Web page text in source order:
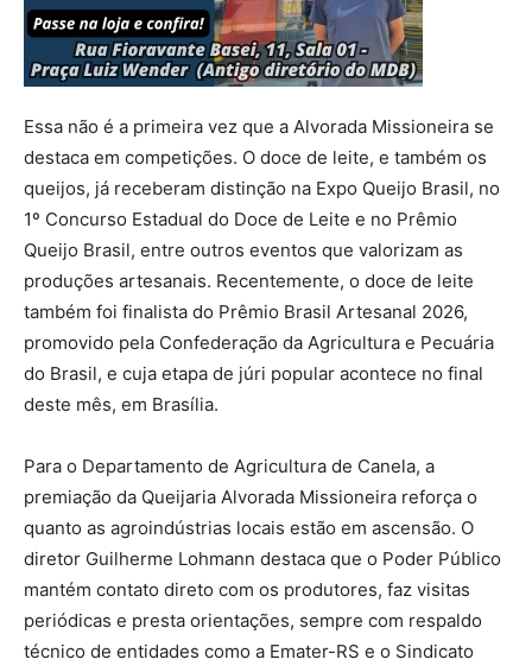
Essa não é a primeira vez que a Alvorada Missioneira se
destaca em competições. O doce de leite, e também os
queijos, já receberam distinção na Expo Queijo Brasil, no
1º Concurso Estadual do Doce de Leite e no Prêmio
Queijo Brasil, entre outros eventos que valorizam as
produções artesanais. Recentemente, o doce de leite
também foi finalista do Prêmio Brasil Artesanal 2026,
promovido pela Confederação da Agricultura e Pecuária
do Brasil, e cuja etapa de júri popular acontece no final
deste mês, em Brasília.
Para o Departamento de Agricultura de Canela, a
premiação da Queijaria Alvorada Missioneira reforça o
quanto as agroindústrias locais estão em ascensão. O
diretor Guilherme Lohmann destaca que o Poder Público
mantém contato direto com os produtores, faz visitas
periódicas e presta orientações, sempre com respaldo
técnico de entidades como a Emater-RS e o Sindicato